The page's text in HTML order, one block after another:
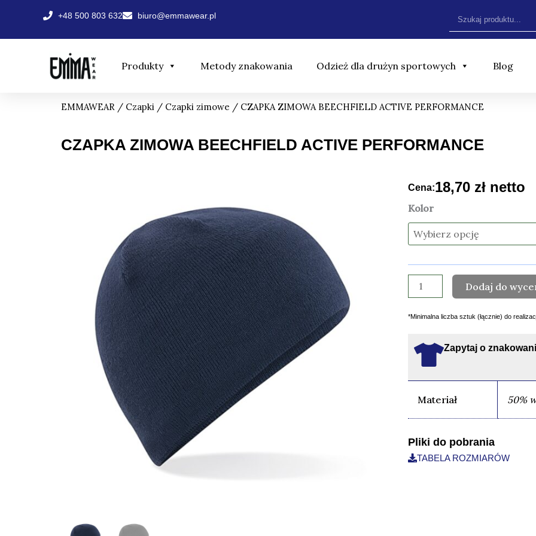
treści
+48 500 803 632 biuro@emmawear.pl Szukaj
Produkty Metody znakowania Odzież dla drużyn sportowych Blog
EMMAWEAR / Czapki / Czapki zimowe / CZAPKA ZIMOWA BEECHFIELD ACTIVE PERFORMANCE
CZAPKA ZIMOWA BEECHFIELD ACTIVE PERFORMANCE
Cena:18,70 zł netto
Kolor
ilość
CZAPKA
ZIMOWA
ACTIVE
PERFORMANCEDodaj do
*Minimalna liczba sztuk (łącznie) do
Zapytaj o
Materiał 50%
Pliki do pobrania
TABELA ROZMIARÓW